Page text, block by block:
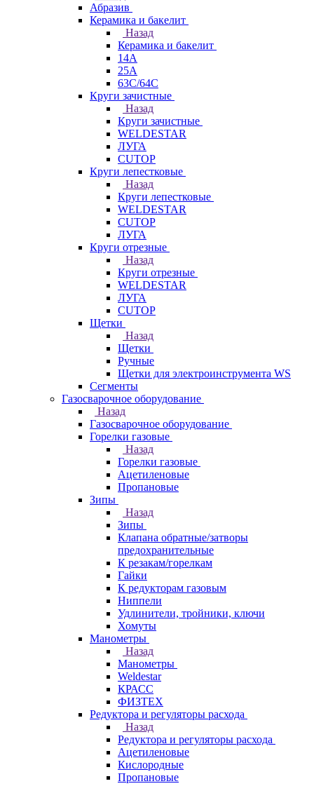
Абразив
Керамика и бакелит
Назад
Керамика и бакелит
14А
25А
63С/64С
Круги зачистные
Назад
Круги зачистные
WELDESTAR
ЛУГА
CUTOP
Круги лепестковые
Назад
Круги лепестковые
WELDESTAR
CUTOP
ЛУГА
Круги отрезные
Назад
Круги отрезные
WELDESTAR
ЛУГА
CUTOP
Щетки
Назад
Щетки
Ручные
Щетки для электроинструмента WS
Сегменты
Газосварочное оборудование
Назад
Газосварочное оборудование
Горелки газовые
Назад
Горелки газовые
Ацетиленовые
Пропановые
Зипы
Назад
Зипы
Клапана обратные/затворы
предохранительные
К резакам/горелкам
Гайки
К редукторам газовым
Ниппели
Удлинители, тройники, ключи
Хомуты
Манометры
Назад
Манометры
Weldestar
КРАСС
ФИЗТЕХ
Редуктора и регуляторы расхода
Назад
Редуктора и регуляторы расхода
Ацетиленовые
Кислородные
Пропановые